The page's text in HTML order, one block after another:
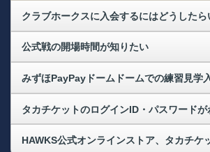
クラブホークスに入会するにはどうしたら
公式戦の開場時間が知りたい
タカチケットのログインID・パスワード